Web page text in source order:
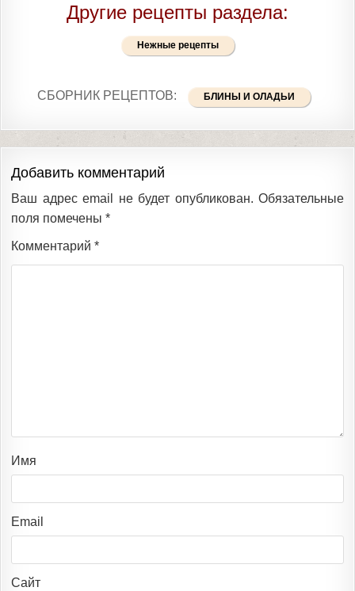
Другие рецепты раздела:
Нежные рецепты
СБОРНИК РЕЦЕПТОВ: БЛИНЫ И ОЛАДЬИ
Добавить комментарий
Ваш адрес email не будет опубликован. Обязательные
поля помечены *
Комментарий *
Имя
Email
Сайт